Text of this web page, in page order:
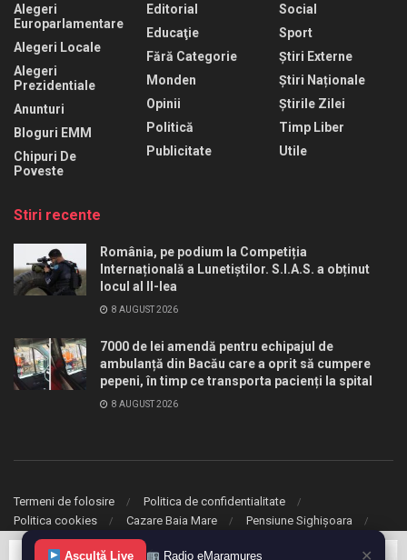
Alegeri
Europarlamentare
Alegeri Locale
Alegeri
Prezidentiale
Anunturi
Bloguri EMM
Chipuri De
Poveste
Editorial
Educaţie
Fără Categorie
Monden
Opinii
Politică
Publicitate
Social
Sport
Știri Externe
Știri Naționale
Știrile Zilei
Timp Liber
Utile
Stiri recente
România, pe podium la Competiția
Internațională a Lunetiștilor. S.I.A.S. a obținut
locul al II-lea
8 AUGUST 2026
7000 de lei amendă pentru echipajul de
ambulanță din Bacău care a oprit să cumpere
pepeni, în timp ce transporta pacienți la spital
8 AUGUST 2026
Termeni de folosire
Politica de confidentialitate
Politica cookies
Cazare Baia Mare Pensiune Sighișoara
© 2020 eMaramures. Toate drepturile rezervate.
Ascultă Live Radio eMaramureș ✕